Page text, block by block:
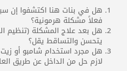
هل في بنات هنا اكتشفوا إن
فعلاً مشكلة هرمونية؟
هل بعد علاج المشكلة (تنظيم
يتحسن والتساقط يقل؟
هل مجرد استخدام شامبو أو
لازم حل من الداخل عن طريق